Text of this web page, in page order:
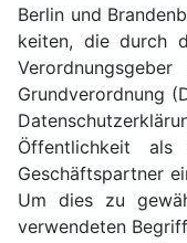
Berlin und
keiten, die durch
Grundverordnung
Öffentlichkeit
Geschäftspartner
Um dies zu
verwendeten